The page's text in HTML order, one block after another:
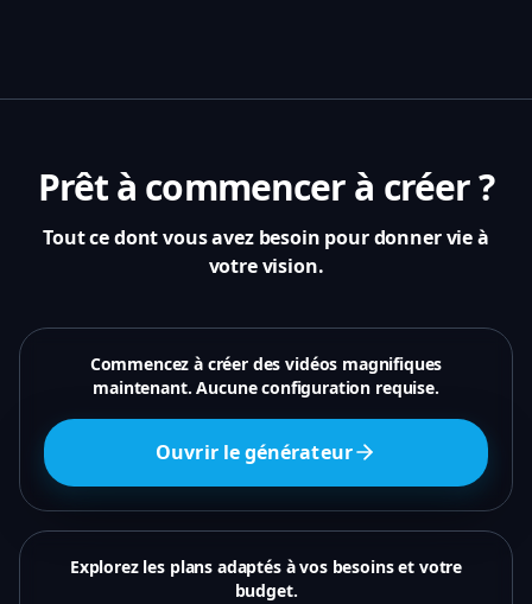
Prêt à commencer à créer ?
Tout ce dont vous avez besoin pour donner vie à
votre vision.
Commencez à créer des vidéos magnifiques
maintenant. Aucune configuration requise.
Ouvrir le générateur
Explorez les plans adaptés à vos besoins et votre
budget.